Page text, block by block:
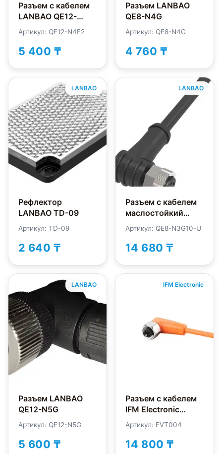
Разъем с кабелем
LANBAO QE12-
N4F2
Артикул: QE12-N4F2
5 400 ₸
Разъем LANBAO
QE8-N4G
Артикул: QE8-N4G
4 760 ₸
LANBAO
Рефлектор
LANBAO TD-09
Артикул: TD-09
2 640 ₸
LANBAO
Разъем с кабелем
маслостойкий
LANBAO QE8-
N3G10-U
Артикул: QE8-N3G10-U
14 680 ₸
LANBAO
Разъем LANBAO
QE12-N5G
Артикул: QE12-N5G
5 600 ₸
IFM Electronic
Разъем с кабелем
IFM Electronic
EVT004
Артикул: EVT004
14 800 ₸